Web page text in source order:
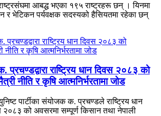
आबद्ध भएका १९५ राष्ट्रहरू छन् । यिनमा
र भेटिकन पर्यवक्षक सदस्यको हैसियतमा रहेका छन्
राष्ट्रिय धान दिवस २०८३ को
नीति र कृषि आत्मनिर्भरतामा जोड
पार्टीका संयोजक क. प्रचण्डले राष्ट्रिय धान
२०८३ को अवसरमा सम्पूर्ण किसान तथा नेपाली